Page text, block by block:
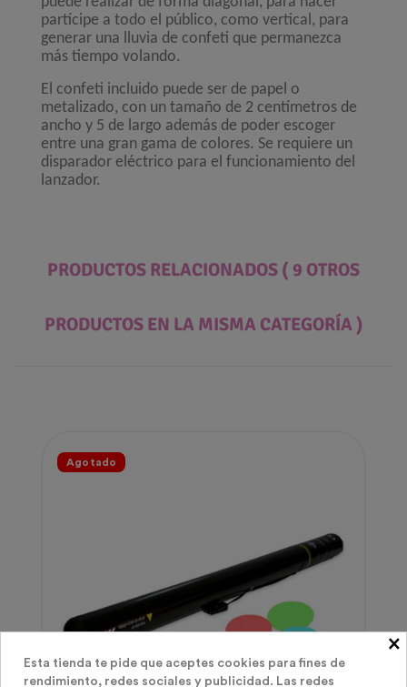
partícipe a todo el público, como vertical, para
generar una lluvia de confeti que permanezca
más tiempo volando.
El confeti incluido puede ser de papel o
metalizado, con un tamaño de 2 centímetros de
ancho y 5 de largo además de poder escoger
entre una gran gama de colores. Se requiere un
disparador eléctrico para el funcionamiento del
lanzador.
PRODUCTOS RELACIONADOS ( 9 OTROS
PRODUCTOS EN LA MISMA CATEGORÍA )
Agotado
×
Esta tienda te pide que aceptes cookies para fines de
rendimiento, redes sociales y publicidad. Las redes